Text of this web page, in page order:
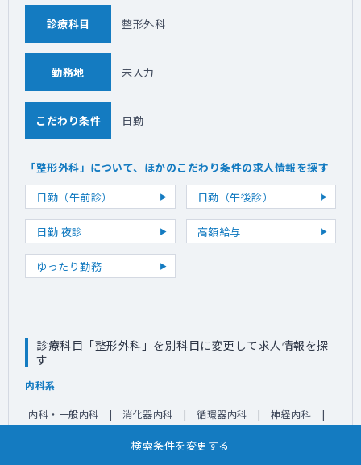
検索条件を変更する
診療科目 整形外科
勤務地 未入力
こだわり条件 日勤
「整形外科」について、ほかのこだわり条件の求人情報を探す
日勤（午前診）
日勤（午後診）
日勤 夜診 高額給与
ゆったり勤務
診療科目「整形外科」を別科目に変更して求人情報を探
す
内科系
内科・一般内科 消化器内科 循環器内科
神経内科
その他（内科系）